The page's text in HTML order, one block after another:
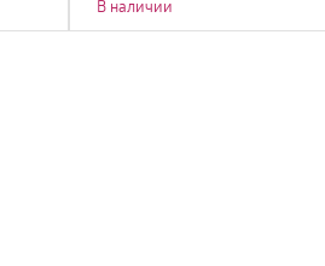
В наличии